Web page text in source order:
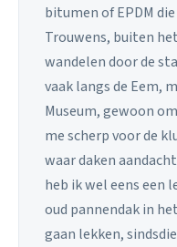
bitumen of EPDM
Trouwens, buiten
wandelen door de
vaak langs de Eem,
Museum, gewoon
me scherp voor de
waar daken
heb ik wel eens een
oud pannendak in
gaan lekken,